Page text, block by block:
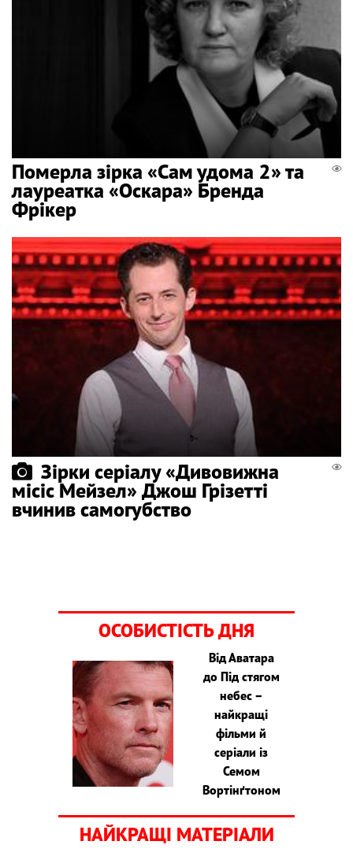
Померла зірка «Сам удома 2» та
лауреатка «Оскара» Бренда
Фрікер
Зірки серіалу «Дивовижна
місіс Мейзел» Джош Грізетті
вчинив самогубство
ОСОБИСТІСТЬ ДНЯ
Від Аватара
до Під стягом
небес –
найкращі
фільми й
серіали із
Семом
Вортінґтоном
НАЙКРАЩІ МАТЕРІАЛИ